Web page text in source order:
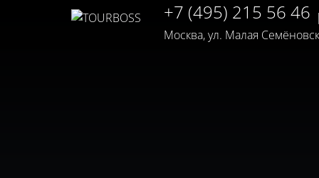
+7 (495) 215 56 46
Москва, ул. Малая